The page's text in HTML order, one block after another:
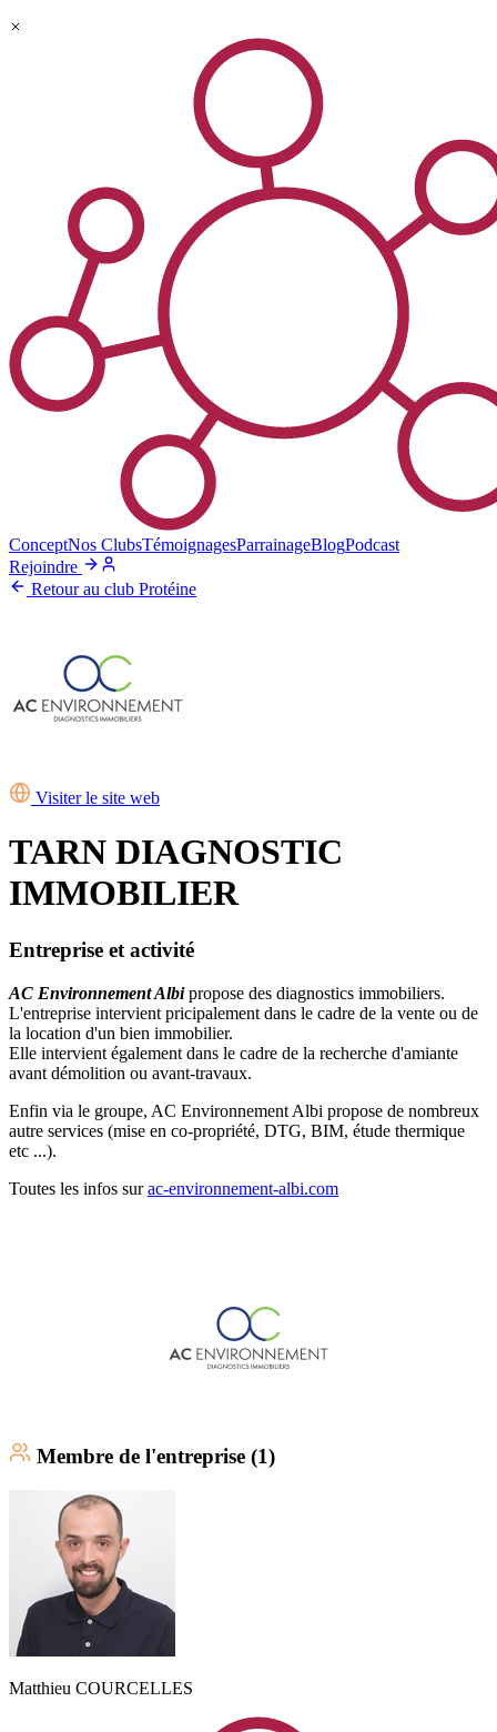
ConceptNos ClubsTémoignagesParrainageBlogPodcast
Rejoindre
Retour au club Protéine
Visiter le site web
TARN DIAGNOSTIC
IMMOBILIER
Entreprise et activité
AC Environnement Albipropose des diagnostics immobiliers.
L'entreprise intervient pricipalement dans le cadre de la vente ou de
la location d'un bien immobilier.
Elle intervient également dans le cadre de la recherche d'amiante
avant démolition ou avant-travaux.
Enfin via le groupe, AC Environnement Albi propose de nombreux
autre services (mise en co-propriété, DTG, BIM, étude thermique
etc ...).
Toutes les infos surac-environnement-albi.com
Membre de l'entreprise (1)
Matthieu COURCELLES